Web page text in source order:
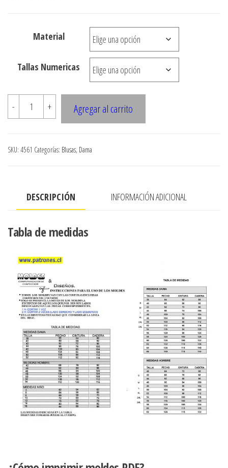
desde
$3.290
$7.900
Material
Tallas Numericas
-
4561
Blusa
drapeado
cantidad
+ Agregar al carrito
SKU: 4561 Categorías: Blusas, Dama
DESCRIPCIÓN INFORMACIÓN ADICIONAL
Tabla de medidas